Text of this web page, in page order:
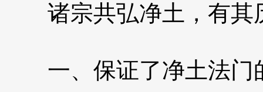
诸宗共弘净土，有其
一、保证了净土法门